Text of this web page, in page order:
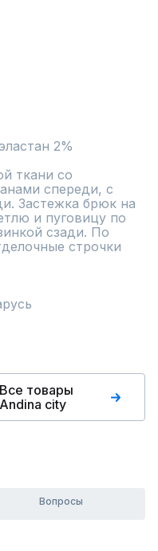
2%
ткани со
спереди, с
Застежка брюк на
и пуговицу по
сзади. По
строчки
Все товары
Andina city
Вопросы